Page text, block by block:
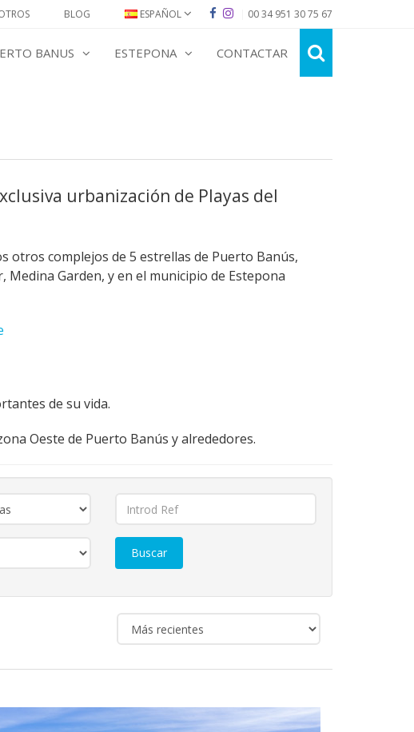
BLOG ESPAÑOL 00 34 951 30 75 67
BANUS ESTEPONA CONTACTAR
urbanización de Playas del
otros complejos de 5 estrellas de Puerto Banús,
Medina Garden, y en el municipio de Estepona
de su vida.
Oeste de Puerto Banús y alrededores.
Buscar